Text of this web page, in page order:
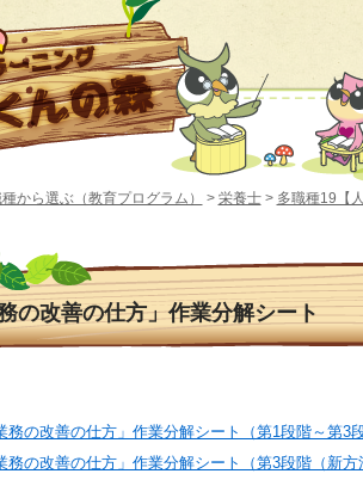
から選ぶ（教育プログラム） > 栄養士> 多職種19【
務の改善の仕方」作業分解シート
務の改善の仕方」作業分解シート（第1段階～第3
務の改善の仕方」作業分解シート（第3段階（新